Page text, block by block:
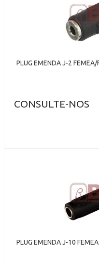
PLUG EMENDA J-2 FEMEA/
CONSULTE-NOS
PLUG EMENDA J-10